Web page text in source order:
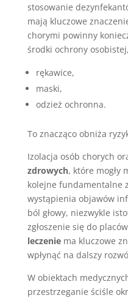
stosowanie
mają kluczowe
chorymi powinny
środki ochrony
rękawice,
maski,
odzież ochronna.
To znacząco obniża
Izolacja osób chorych
zdrowych, które mogły
kolejne fundamentalne
wystąpienia objawów
ból głowy, niezwykle
zgłoszenie się do
leczeniema kluczowe
wpłynąć na dalszy
W obiektach
przestrzeganie ściśle